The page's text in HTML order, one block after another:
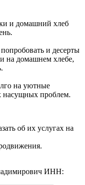
и домашний хлеб
и десерты
на домашнем хлебе,
на уютные
насущных проблем.
об их услугах на
ИНН: